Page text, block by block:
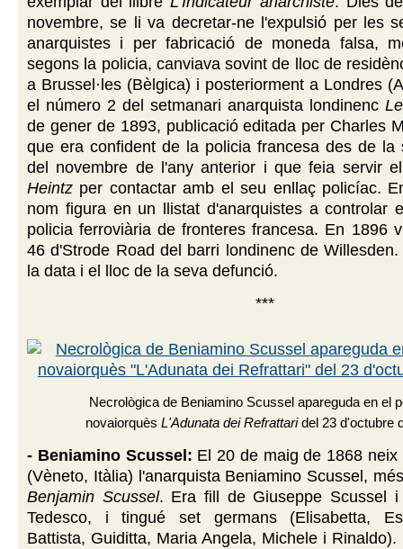
novembre, se li va decretar-ne l'expulsió per les
anarquistes i per fabricació de moneda falsa,
segons la policia, canviava sovint de lloc de
a Brussel·les (Bèlgica) i posteriorment a Londres
el número 2 del setmanari anarquista londinenc
de gener de 1893, publicació editada per Charles
que era confident de la policia francesa des de la
del novembre de l'any anterior i que feia servir
Heintz per contactar amb el seu enllaç policíac.
nom figura en un llistat d'anarquistes a controlar
policia ferroviària de fronteres francesa. En 1896
46 d'Strode Road del barri londinenc de
la data i el lloc de la seva defunció.
***
Necrològica de Beniamino Scussel apareguda en el
novaiorquès L'Adunata dei Refrattaridel 23 d'octubre
- Beniamino Scussel: El 20 de maig de 1868 neix
(Vèneto, Itàlia) l'anarquista Beniamino Scussel,
Benjamin Scussel. Era fill de Giuseppe Scussel i
Tedesco, i tingué set germans (Elisabetta,
Battista, Guiditta, Maria Angela, Michele i